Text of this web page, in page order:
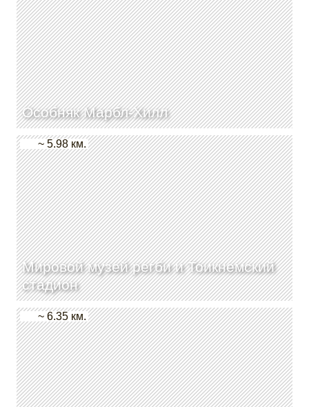
Особняк Марбл-Хилл
Мировой музей регби и Тоикнемский
стадион
~ 5.98 км.
~ 6.35 км.